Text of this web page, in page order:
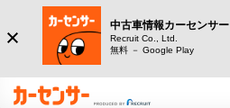
中古車情報カーセンサー
Recruit Co., Ltd.
無料 － Google Play